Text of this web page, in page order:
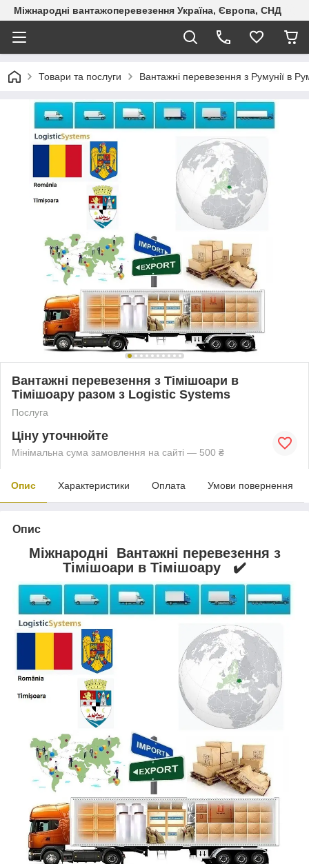
Міжнародні вантажоперевезення Україна, Європа, СНД
Товари та послуги Вантажні перевезення з Румунії в
Вантажні перевезення з Тімішоари в
Тімішоару разом з Logistic Systems
Послуга
Ціну уточнюйте
Мінімальна сума замовлення на сайті — 500 ₴
Опис Характеристики Оплата Умови повернення
Опис
Міжнародні Вантажні перевезення з
Тімішоари в Тімішоару ✔